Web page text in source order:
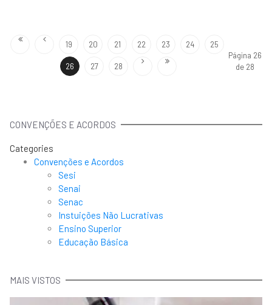
Página 26
de 28
19 20 21 22 23 24 25
26 27 28
CONVENÇÕES E ACORDOS
Categories
Convenções e Acordos
Sesi
Senai
Senac
Instuições Não Lucrativas
Ensino Superior
Educação Básica
MAIS VISTOS